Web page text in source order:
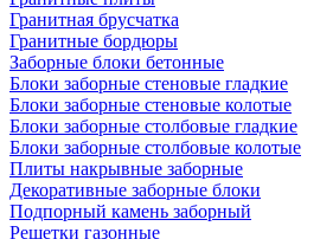
Гранитная брусчатка
Гранитные бордюры
Заборные блоки бетонные
Блоки заборные стеновые гладкие
Блоки заборные стеновые колотые
Блоки заборные столбовые гладкие
Блоки заборные столбовые колотые
Плиты накрывные заборные
Декоративные заборные блоки
Подпорный камень заборный
Решетки газонные